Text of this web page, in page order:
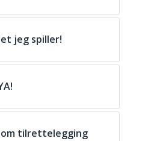
jeg spiller!
tilrettelegging